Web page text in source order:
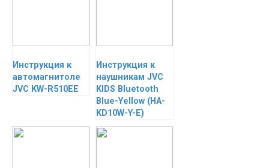
Инструкция к
автомагнитоле
JVC KW-R510EЕ
Инструкция к
наушникам JVC
KIDS Bluetooth
Blue-Yellow (HA-
KD10W-Y-E)